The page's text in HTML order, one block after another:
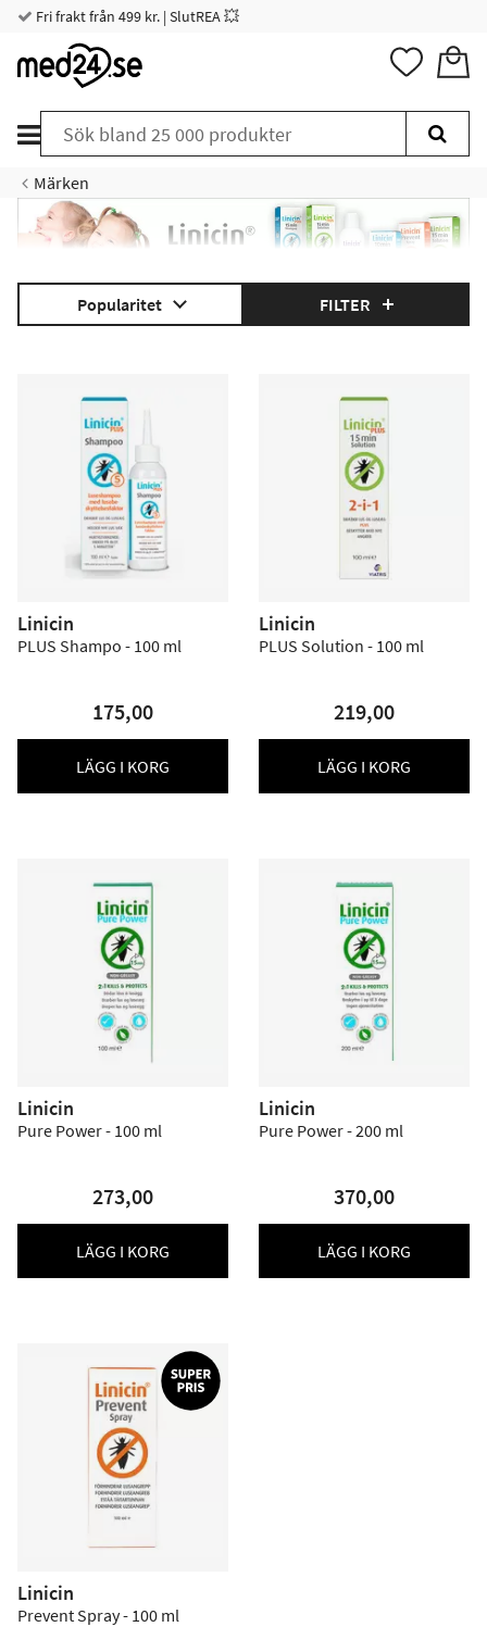
Fri frakt från 499 kr. | SlutREA 💥
Märken
Popularitet FILTER
Linicin
PLUS Shampo - 100 ml
175,00
LÄGG I KORG
Linicin
PLUS Solution - 100 ml
219,00
LÄGG I KORG
Linicin
Pure Power - 100 ml
273,00
LÄGG I KORG
Linicin
Pure Power - 200 ml
370,00
LÄGG I KORG
Linicin
Prevent Spray - 100 ml